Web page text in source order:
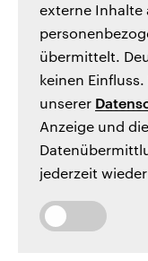
externe Inhalte
übermittelt.
keinen
unserer
Anzeige und
jederzeit